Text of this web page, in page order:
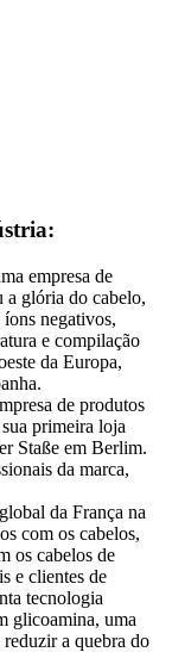
empresa de
a glória do cabelo,
negativos,
e compilação
da Europa,
de produtos
primeira loja
Staße em Berlim.
da marca,
da França na
com os cabelos,
os cabelos de
e clientes de
tecnologia
glicoamina, uma
a quebra do